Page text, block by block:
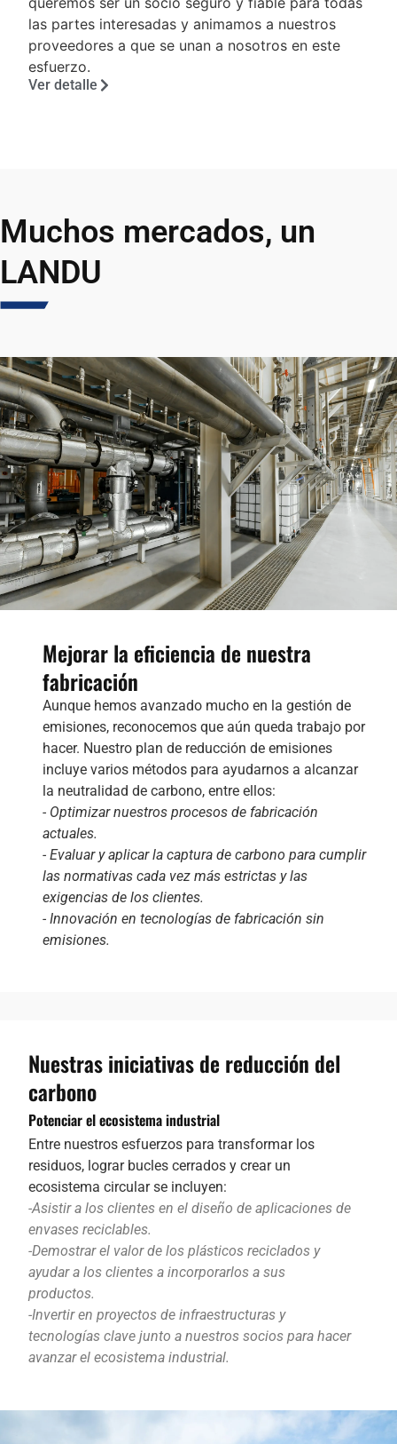
las partes interesadas y animamos a nuestros
proveedores a que se unan a nosotros en este
esfuerzo.
Ver detalle
Muchos mercados, un
LANDU
Mejorar la eficiencia de nuestra
fabricación
Aunque hemos avanzado mucho en la gestión de
emisiones, reconocemos que aún queda trabajo por
hacer. Nuestro plan de reducción de emisiones
incluye varios métodos para ayudarnos a alcanzar
la neutralidad de carbono, entre ellos:
- Optimizar nuestros procesos de fabricación
actuales.
- Evaluar y aplicar la captura de carbono para cumplir
las normativas cada vez más estrictas y las
exigencias de los clientes.
- Innovación en tecnologías de fabricación sin
emisiones.
Nuestras iniciativas de reducción del
carbono
Potenciar el ecosistema industrial
Entre nuestros esfuerzos para transformar los
residuos, lograr bucles cerrados y crear un
ecosistema circular se incluyen:
-Asistir a los clientes en el diseño de aplicaciones de
envases reciclables.
-Demostrar el valor de los plásticos reciclados y
ayudar a los clientes a incorporarlos a sus
productos.
-Invertir en proyectos de infraestructuras y
tecnologías clave junto a nuestros socios para hacer
avanzar el ecosistema industrial.